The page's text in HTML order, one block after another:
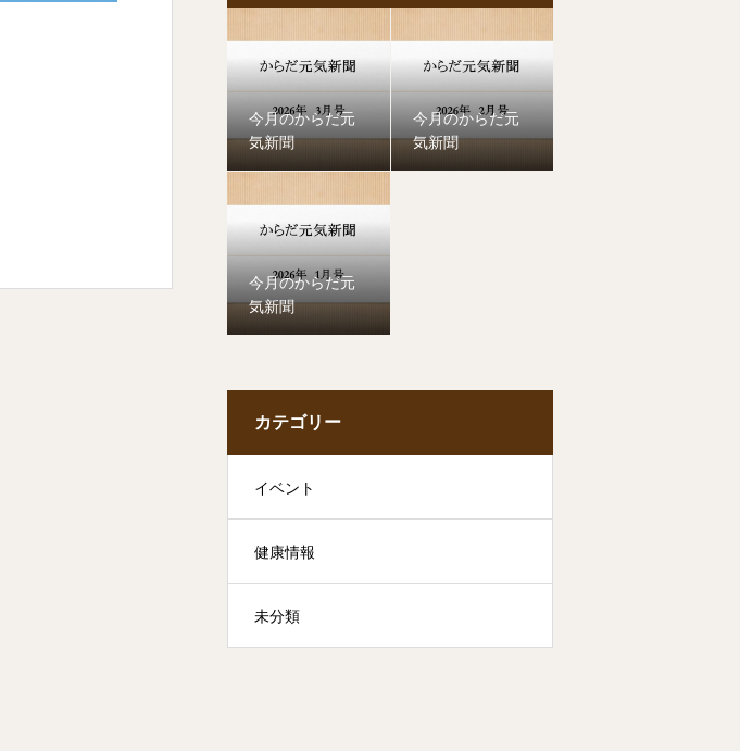
今月のからだ元
気新聞
今月のからだ元
気新聞
今月のからだ元
気新聞
カテゴリー
イベント
健康情報
未分類